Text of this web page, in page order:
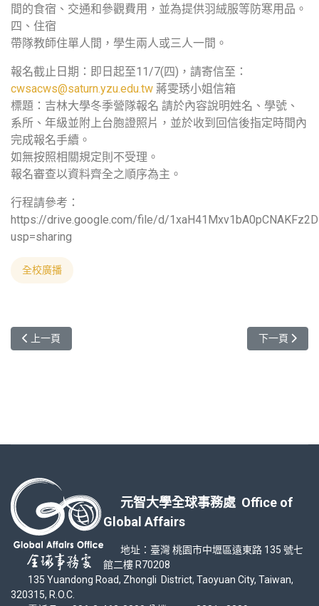
間的食宿、交通和參觀費用，並為提供羽絨服等防寒用品。
四、住宿
帶隊教師住單人間，學生兩人或三人一間。
報名截止日期：即日起至11/7(四)，請寄信至：
cwsacws@saturn.yzu.edu.tw 蔣雯琇小姐信箱
標題：吉林大學冬季營隊報名 請於內容說明姓名、學號、
系所、年級並附上台胞證照片，並於收到回信後指定時間內
完成報名手續。
如無按照相關規定則不受理。
報名審查以資料齊全之順序為主。
行程請參考：
https://drive.google.com/file/d/
usp=sharing
全校廣播
上一篇文章: 轉知：2025年度日本國際交流基金會(The Japan
上一頁 下一篇文章:
下一頁
元智大學全球事務處 Office of
Global Affairs
地址：臺灣 桃園市中壢區遠東路 135 號七
館二樓 R70208
135 Yuandong Road, Zhongli District, Taoyuan City, Taiwan,
320315, R.O.C.